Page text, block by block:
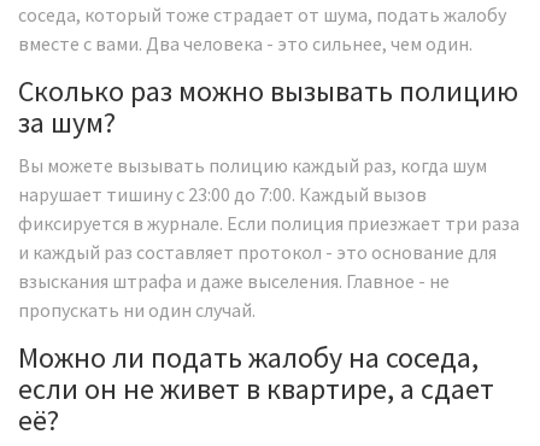
соседа, который тоже страдает от шума, подать жалобу
вместе с вами. Два человека - это сильнее, чем один.
Сколько раз можно вызывать полицию
за шум?
Вы можете вызывать полицию каждый раз, когда шум
нарушает тишину с 23:00 до 7:00. Каждый вызов
фиксируется в журнале. Если полиция приезжает три раза
и каждый раз составляет протокол - это основание для
взыскания штрафа и даже выселения. Главное - не
пропускать ни один случай.
Можно ли подать жалобу на соседа,
если он не живет в квартире, а сдает
её?